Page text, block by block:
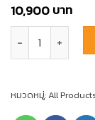
10,900บาท
จำนวน Monitor
หมวดหมู่:All